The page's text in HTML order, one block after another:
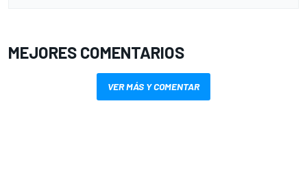
MEJORES COMENTARIOS
VER MÁS Y COMENTAR